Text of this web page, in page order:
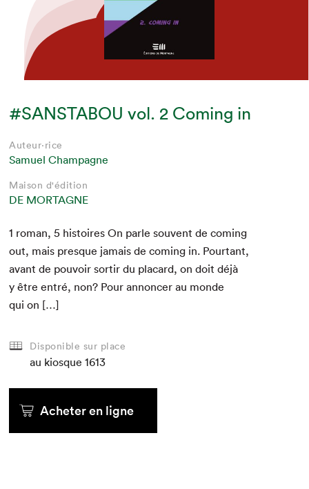
#SANSTABOU vol. 2 Coming in
Auteur·rice
Samuel Champagne
Maison d'édition
DE MORTAGNE
1 roman,5 his­toires On par­le sou­vent de com­ing
out, mais presque jamais de com­ing in. Pour­tant,
avant de pou­voir sor­tir du plac­ard, on doit déjà
y être entré, non? Pour annon­cer au monde
qui on […]
Disponible sur place
au kiosque 1613
Acheter en ligne